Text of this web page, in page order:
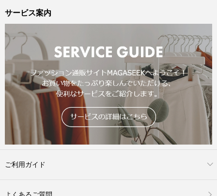
サービス案内
ご利用ガイド
よくあるご質問